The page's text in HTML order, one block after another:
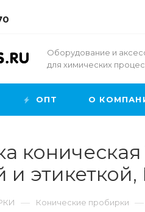
Оборудование и
для химических
ОПТ О
коническая
этикеткой,
— Конические пробирки —